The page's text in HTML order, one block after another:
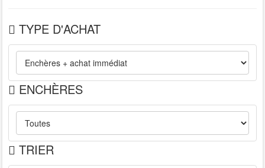
TYPE D'ACHAT
ENCHÈRES
TRIER